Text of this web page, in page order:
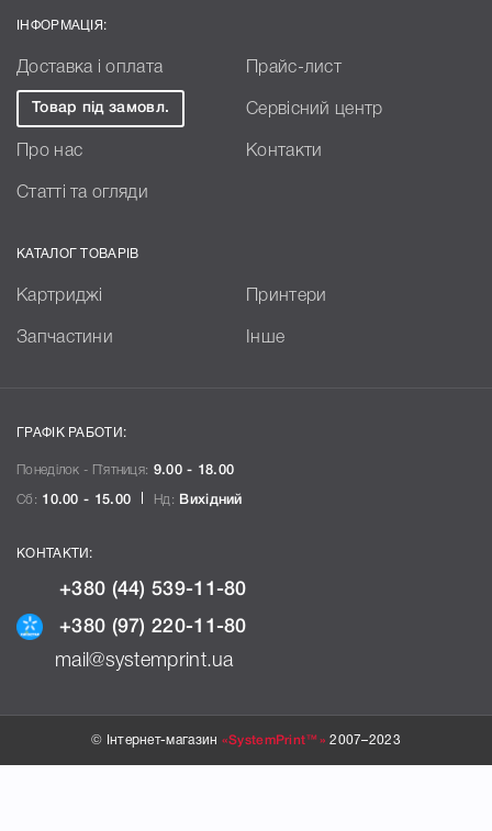
ІНФОРМАЦІЯ:
Доставка і оплата Прайс-лист
Товар під замовл. Сервісний центр
Про нас Контакти
Статті та огляди
КАТАЛОГ ТОВАРІВ
Картриджі Принтери
Запчастини Інше
ГРАФІК РАБОТИ:
Понеділок - П`ятниця: 9.00 - 18.00
Сб: 10.00 - 15.00 Нд: Вихідний
КОНТАКТИ:
+380 (44) 539-11-80
+380 (97) 220-11-80
mail@systemprint.ua
© Інтернет-магазин «SystemPrint™» 2007–2023